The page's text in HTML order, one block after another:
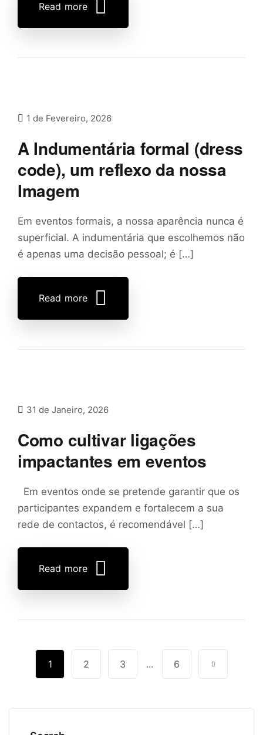
Read more
1 de Fevereiro, 2026
A Indumentária formal (dress
code), um reflexo da nossa
Imagem
Em eventos formais, a nossa aparência nunca é
superficial. A indumentária que escolhemos não
é apenas uma decisão pessoal; é […]
Read more
31 de Janeiro, 2026
Como cultivar ligações
impactantes em eventos
Em eventos onde se pretende garantir que os
participantes expandem e fortalecem a sua
rede de contactos, é recomendável […]
Read more
1 2 3 ... 6